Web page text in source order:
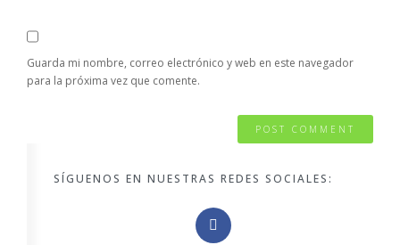
Guarda mi nombre, correo electrónico y web en este navegador
para la próxima vez que comente.
SÍGUENOS EN NUESTRAS REDES SOCIALES: